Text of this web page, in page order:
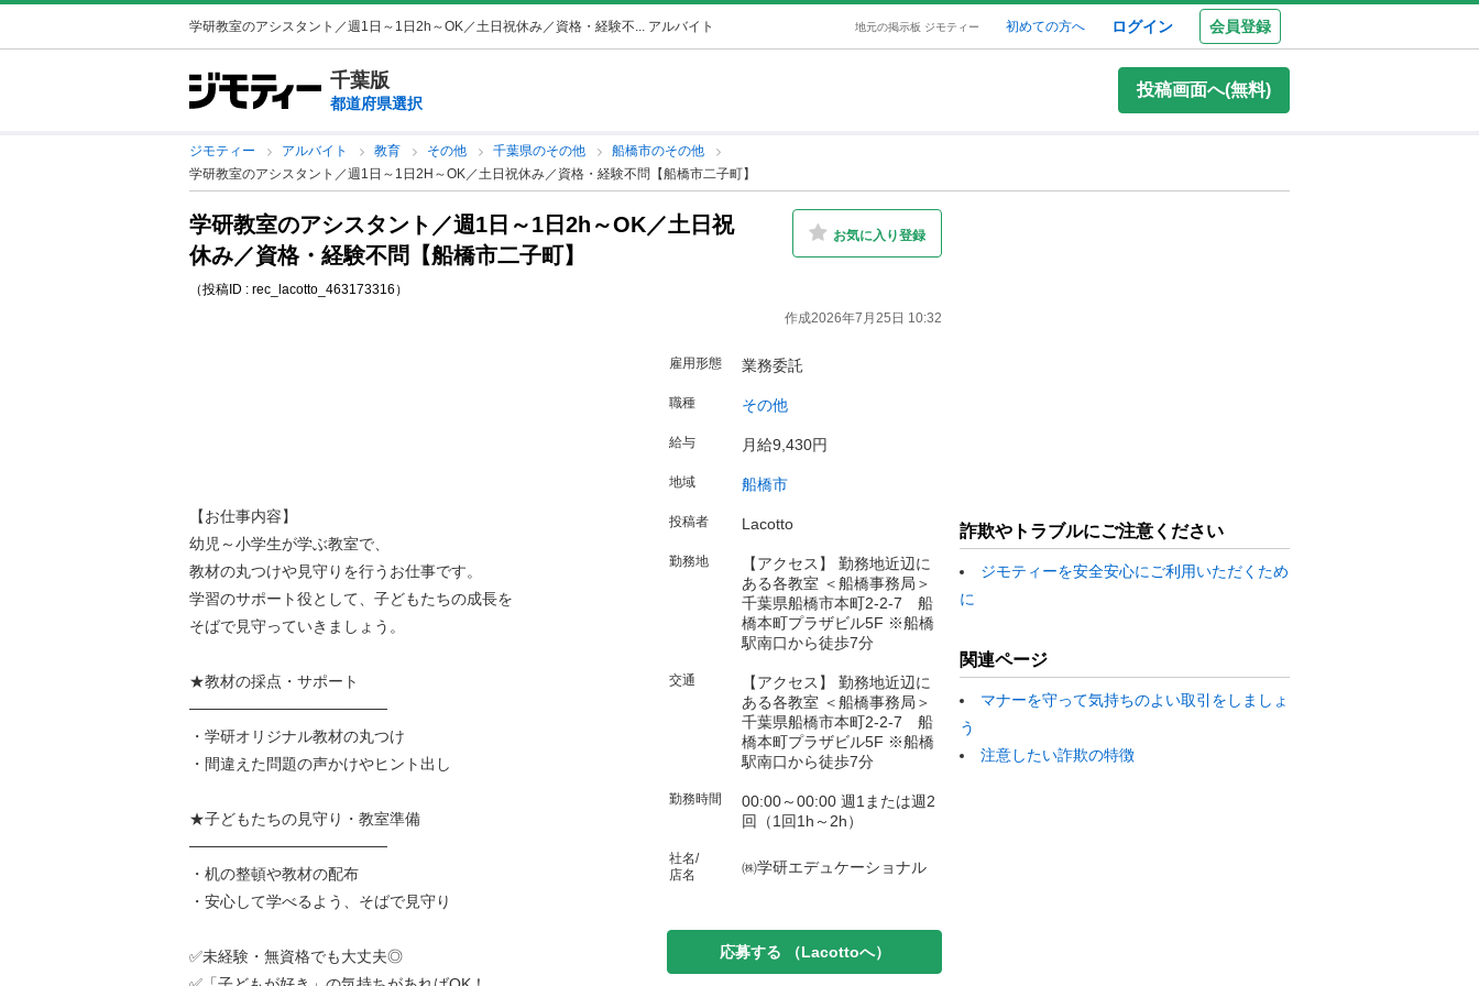
学研教室のアシスタント／週1日～1日2h～OK／土日祝休み／資格・経験不... アルバイト 地元の掲示板 ジモティー 初めての方へ ログイン 会員登録
千葉版
都道府県選択
投稿画面へ(無料)
ジモティー アルバイト 教育 その他 千葉県のその他
船橋市のその他
学研教室のアシスタント／週1日～1日2H～OK／土日祝休み／資格・経験不問【船橋市二子町】
学研教室のアシスタント／週1日～1日2h～OK／土日祝
休み／資格・経験不問【船橋市二子町】
（投稿ID : rec_lacotto_463173316）
お気に入り登録
作成2026年7月25日 10:32
【お仕事内容】
幼児～小学生が学ぶ教室で、
教材の丸つけや見守りを行うお仕事です。
学習のサポート役として、子どもたちの成長を
そばで見守っていきましょう。
★教材の採点・サポート
──────────────────
・学研オリジナル教材の丸つけ
・間違えた問題の声かけやヒント出し
★子どもたちの見守り・教室準備
──────────────────
・机の整頓や教材の配布
・安心して学べるよう、そばで見守り
✅未経験・無資格でも大丈夫◎
雇用形態 業務委託
職種 その他
給与 月給9,430円
地域 船橋市
投稿者 Lacotto
勤務地
【アクセス】 勤務地近辺に
ある各教室 ＜船橋事務局＞
千葉県船橋市本町2-2-7 船
橋本町プラザビル5F ※船橋
駅南口から徒歩7分
交通
【アクセス】 勤務地近辺に
ある各教室 ＜船橋事務局＞
千葉県船橋市本町2-2-7 船
橋本町プラザビル5F ※船橋
駅南口から徒歩7分
勤務時間
00:00～00:00 週1または週2
回（1回1h～2h）
社名/
店名
㈱学研エデュケーショナル
応募する （Lacottoへ）
詐欺やトラブルにご注意ください
ジモティーを安全安心にご利用いただくため
に
関連ページ
マナーを守って気持ちのよい取引をしましょ
う
注意したい詐欺の特徴